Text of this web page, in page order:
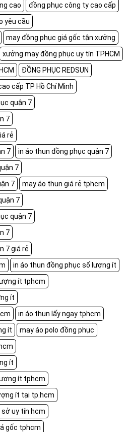
cao
đồng phục công ty cao cấp
yêu cầu
may đồng phục giá gốc tận xưởng
xưởng may đồng phục uy tín TPHCM
ĐỒNG PHỤC REDSUN
cấp TP Hồ Chí Minh
quận 7
7
rẻ
7
in áo thun đồng phục quận 7
7
7
may áo thun giá rẻ tphcm
7
quận 7
7
7 giá rẻ
in áo thun đồng phục số lượng ít
ít tphcm
ít
in áo thun lấy ngay tphcm
ít
may áo polo đồng phục
ít
ít tphcm
ít tại tp.hcm
uy tín hcm
gốc tphcm